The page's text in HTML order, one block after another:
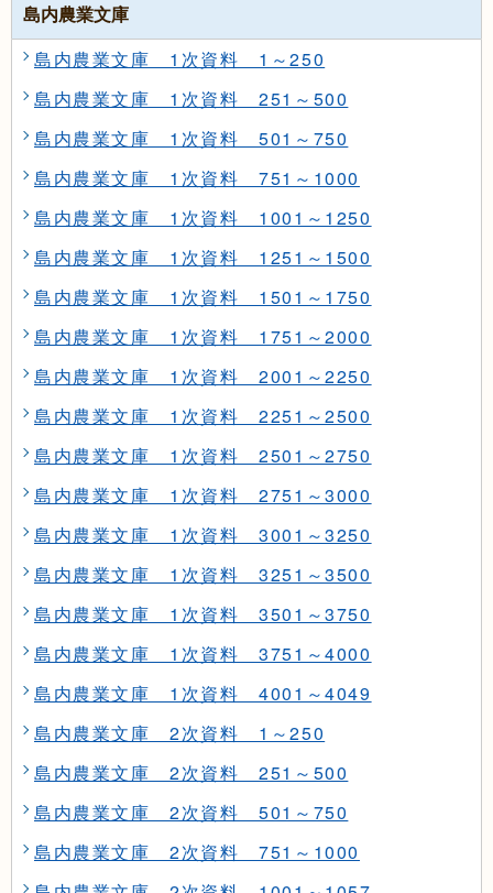
島内農業文庫
島内農業文庫 1次資料 1～250
島内農業文庫 1次資料 251～500
島内農業文庫 1次資料 501～750
島内農業文庫 1次資料 751～1000
島内農業文庫 1次資料 1001～1250
島内農業文庫 1次資料 1251～1500
島内農業文庫 1次資料 1501～1750
島内農業文庫 1次資料 1751～2000
島内農業文庫 1次資料 2001～2250
島内農業文庫 1次資料 2251～2500
島内農業文庫 1次資料 2501～2750
島内農業文庫 1次資料 2751～3000
島内農業文庫 1次資料 3001～3250
島内農業文庫 1次資料 3251～3500
島内農業文庫 1次資料 3501～3750
島内農業文庫 1次資料 3751～4000
島内農業文庫 1次資料 4001～4049
島内農業文庫 2次資料 1～250
島内農業文庫 2次資料 251～500
島内農業文庫 2次資料 501～750
島内農業文庫 2次資料 751～1000